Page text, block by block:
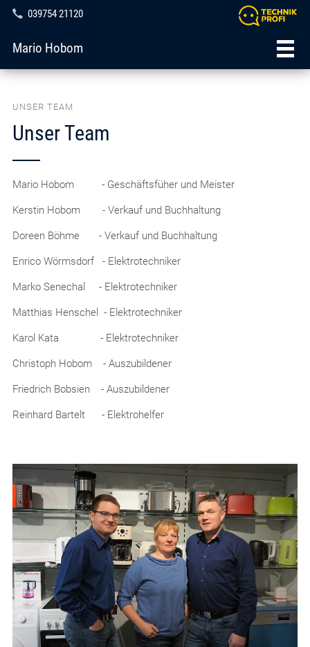
039754 21120
Mario Hobom
UNSER TEAM
Unser Team
Mario Hobom - Geschäftsfüher und Meister
Kerstin Hobom - Verkauf und Buchhaltung
Doreen Böhme - Verkauf und Buchhaltung
Enrico Wörmsdorf - Elektrotechniker
Marko Senechal - Elektrotechniker
Matthias Henschel - Elektrotechniker
Karol Kata - Elektrotechniker
Christoph Hobom - Auszubildener
Friedrich Bobsien - Auszubildener
Reinhard Bartelt - Elektrohelfer